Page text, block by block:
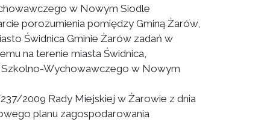
w Nowym Siodle
porozumienia pomiędzy Gminą Żarów,
Świdnica Gminie Żarów zadań w
na terenie miasta Świdnica,
Szkolno-Wychowawczego w Nowym
2009 Rady Miejskiej w Żarowie z dnia
planu zagospodarowania